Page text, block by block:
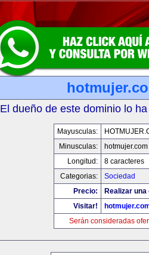
El dueño de este dominio lo
Mayusculas:
Minusculas:
hotmujer.com
Longitud:
8 caracteres
Categorias:
Sociedad
Precio:
Realizar
Visitar!
Serán consideradas